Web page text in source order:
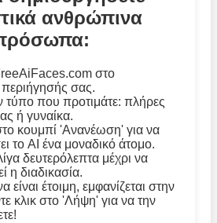
ανθρώπινα
στο
σας.
τύπο που προτιμάτε: πλήρες
ή γυναίκα.
κουμπί 'Ανανέωση' για να
το AI ένα μοναδικό άτομο.
δευτερόλεπτα μέχρι να
η διαδικασία.
είναι έτοιμη, εμφανίζεται στην
κλικ στο 'Λήψη' για να την